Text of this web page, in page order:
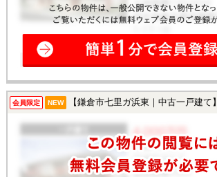
会員限定 NEW 【鎌倉市七里ガ浜東｜中古一戸建て】